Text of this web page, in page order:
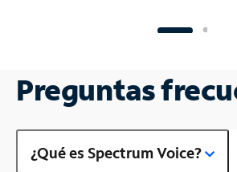
Preguntas
¿Qué es Spectrum Voice?